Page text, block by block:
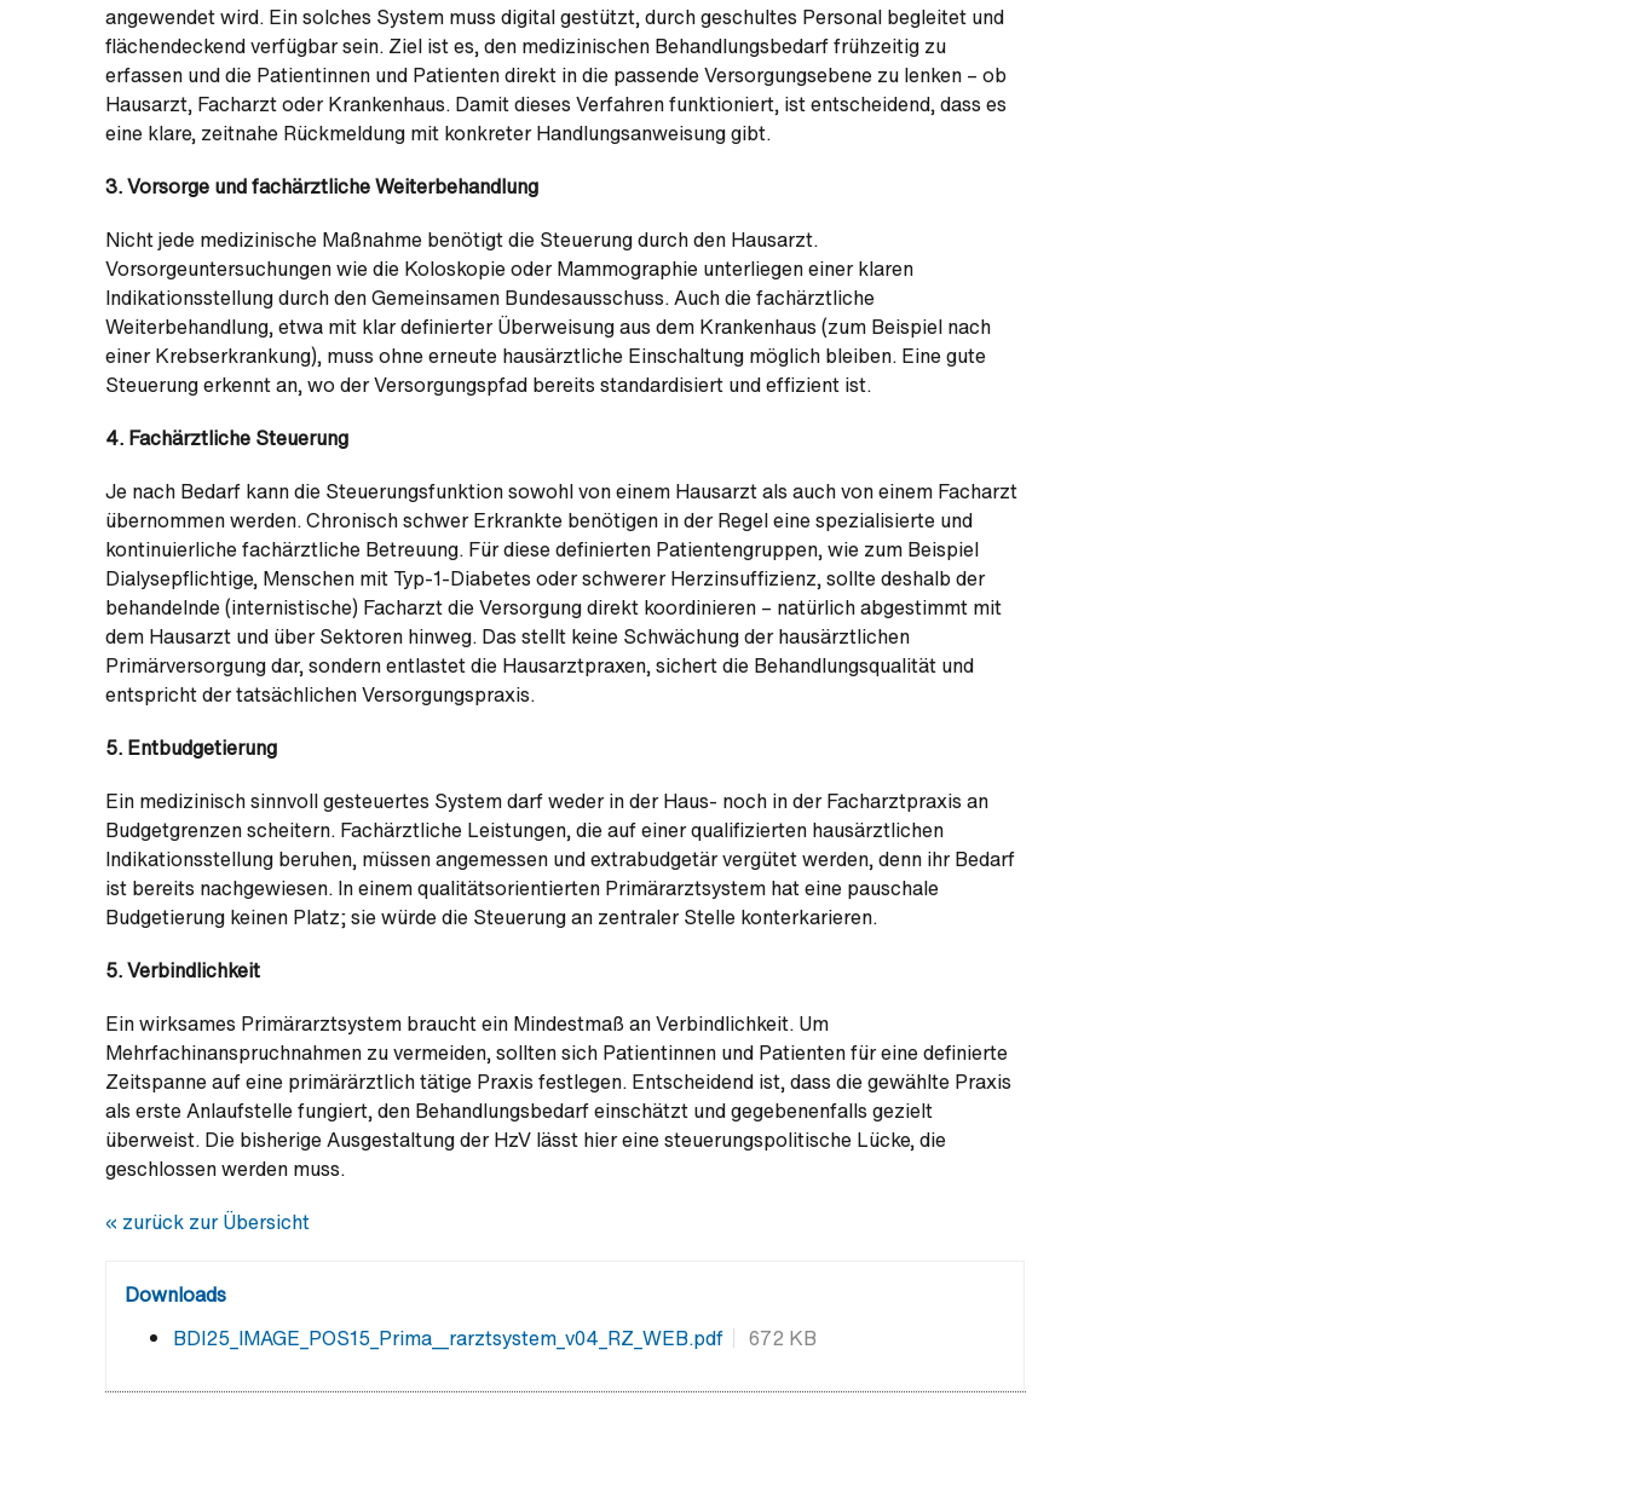
angewendet wird. Ein solches System muss digital gestützt, durch geschultes Personal begleitet und
flächendeckend verfügbar sein. Ziel ist es, den medizinischen Behandlungsbedarf frühzeitig zu
erfassen und die Patientinnen und Patienten direkt in die passende Versorgungsebene zu lenken – ob
Hausarzt, Facharzt oder Krankenhaus. Damit dieses Verfahren funktioniert, ist entscheidend, dass es
eine klare, zeitnahe Rückmeldung mit konkreter Handlungsanweisung gibt.
3. Vorsorge und fachärztliche Weiterbehandlung
Nicht jede medizinische Maßnahme benötigt die Steuerung durch den Hausarzt.
Vorsorgeuntersuchungen wie die Koloskopie oder Mammographie unterliegen einer klaren
Indikationsstellung durch den Gemeinsamen Bundesausschuss. Auch die fachärztliche
Weiterbehandlung, etwa mit klar definierter Überweisung aus dem Krankenhaus (zum Beispiel nach
einer Krebserkrankung), muss ohne erneute hausärztliche Einschaltung möglich bleiben. Eine gute
Steuerung erkennt an, wo der Versorgungspfad bereits standardisiert und effizient ist.
4. Fachärztliche Steuerung
Je nach Bedarf kann die Steuerungsfunktion sowohl von einem Hausarzt als auch von einem Facharzt
übernommen werden. Chronisch schwer Erkrankte benötigen in der Regel eine spezialisierte und
kontinuierliche fachärztliche Betreuung. Für diese definierten Patientengruppen, wie zum Beispiel
Dialysepflichtige, Menschen mit Typ-1-Diabetes oder schwerer Herzinsuffizienz, sollte deshalb der
behandelnde (internistische) Facharzt die Versorgung direkt koordinieren – natürlich abgestimmt mit
dem Hausarzt und über Sektoren hinweg. Das stellt keine Schwächung der hausärztlichen
Primärversorgung dar, sondern entlastet die Hausarztpraxen, sichert die Behandlungsqualität und
entspricht der tatsächlichen Versorgungspraxis.
5. Entbudgetierung
Ein medizinisch sinnvoll gesteuertes System darf weder in der Haus- noch in der Facharztpraxis an
Budgetgrenzen scheitern. Fachärztliche Leistungen, die auf einer qualifizierten hausärztlichen
Indikationsstellung beruhen, müssen angemessen und extrabudgetär vergütet werden, denn ihr Bedarf
ist bereits nachgewiesen. In einem qualitätsorientierten Primärarztsystem hat eine pauschale
Budgetierung keinen Platz; sie würde die Steuerung an zentraler Stelle konterkarieren.
5. Verbindlichkeit
Ein wirksames Primärarztsystem braucht ein Mindestmaß an Verbindlichkeit. Um
Mehrfachinanspruchnahmen zu vermeiden, sollten sich Patientinnen und Patienten für eine definierte
Zeitspanne auf eine primärärztlich tätige Praxis festlegen. Entscheidend ist, dass die gewählte Praxis
als erste Anlaufstelle fungiert, den Behandlungsbedarf einschätzt und gegebenenfalls gezielt
überweist. Die bisherige Ausgestaltung der HzV lässt hier eine steuerungspolitische Lücke, die
geschlossen werden muss.
« zurück zur Übersicht
Downloads
BDI25_IMAGE_POS15_Prima__rarztsystem_v04_RZ_WEB.pdf
672 KB